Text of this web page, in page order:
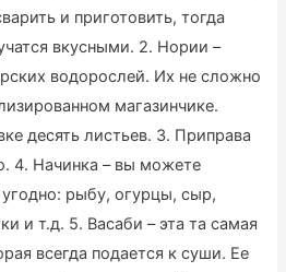
и приготовить, тогда
вкусными. 2. Нории –
водорослей. Их не сложно
магазинчике.
десять листьев. 3. Приправа
4. Начинка – вы можете
рыбу, огурцы, сыр,
и т.д. 5. Васаби – эта та самая
всегда подается к суши. Ее